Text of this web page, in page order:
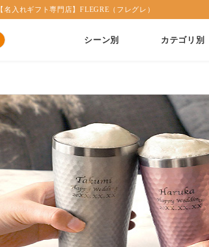
【名入れギフト専門店】FLEGRE（フレグレ）
シーン別 カテゴリ別